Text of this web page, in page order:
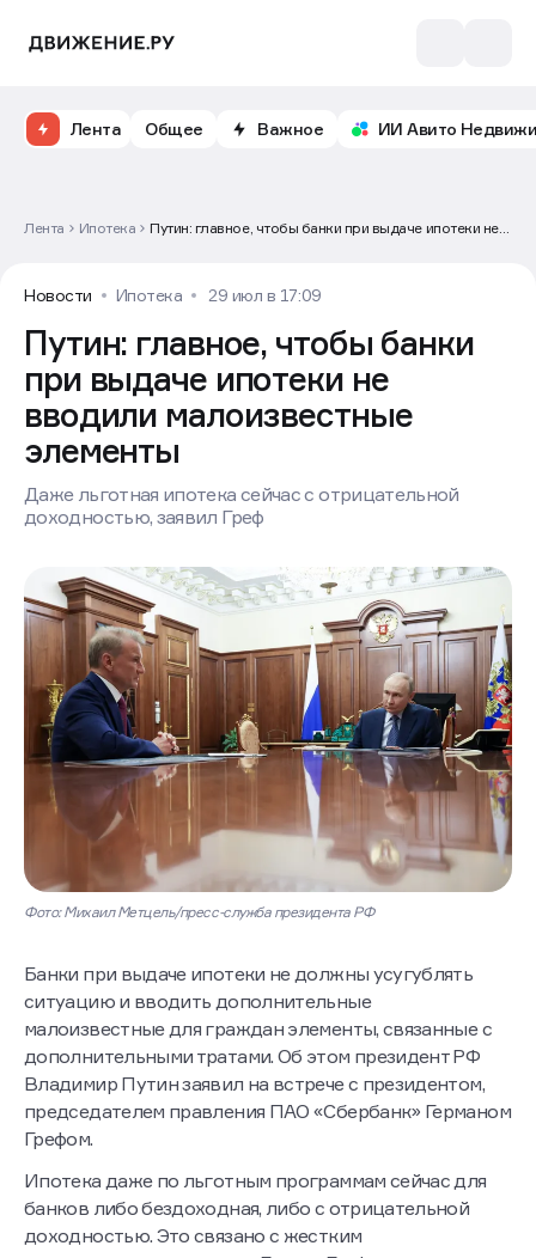
Лента Общее Важное ИИ Авито
Лента Ипотека
Путин: главное, чтобы банки при выдаче ипотеки не
Новости Ипотека 29 июл в 17:09
Путин: главное, чтобы банки
при выдаче ипотеки не
вводили малоизвестные
элементы
Даже льготная ипотека сейчас с отрицательной
доходностью, заявил Греф
Фото: Михаил Метцель/пресс-служба президента РФ
Банки при выдаче ипотеки не должны усугублять
ситуацию и вводить дополнительные
малоизвестные для граждан элементы, связанные с
дополнительными тратами. Об этом президент РФ
Владимир Путин заявил на встрече с президентом,
председателем правления ПАО «Сбербанк» Германом
Грефом.
Ипотека даже по льготным программам сейчас для
банков либо бездоходная, либо с отрицательной
доходностью. Это связано с жестким